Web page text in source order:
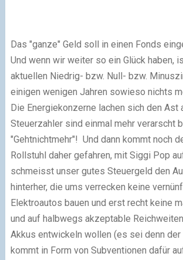
Das "ganze" Geld soll in einen Fonds
Und wenn wir weiter so ein Glück haben,
aktuellen Niedrig- bzw. Null- bzw.
einigen wenigen Jahren sowieso nichts
Die Energiekonzerne lachen sich den Ast
Steuerzahler sind einmal mehr verarscht
"Gehtnichtmehr"! Und dann kommt noch
Rollstuhl daher gefahren, mit Siggi Pop
schmeisst unser gutes Steuergeld den
hinterher, die ums verrecken keine
Elektroautos bauen und erst recht keine
und auf halbwegs akzeptable
Akkus entwickeln wollen (es sei denn der
kommt in Form von Subventionen dafür